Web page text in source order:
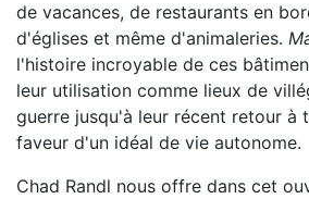
de vacances, de restaurants en
d'églises et même d'animaleries.
l'histoire incroyable de ces
leur utilisation comme lieux de
guerre jusqu'à leur récent retour à
faveur d'un idéal de vie autonome.
Chad Randl nous offre dans cet